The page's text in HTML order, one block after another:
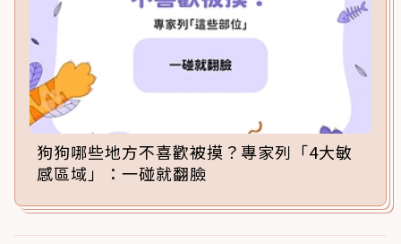
狗狗哪些地方不喜歡被摸？專家列「4大敏
感區域」：一碰就翻臉